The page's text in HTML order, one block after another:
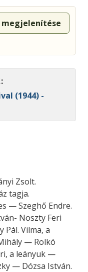
megjelenítése
(1944) -
Zsolt.
tagja.
— Szeghő Endre.
Noszty Feri
Vilma, a
— Rolkó
a leányuk —
— Dózsa István.